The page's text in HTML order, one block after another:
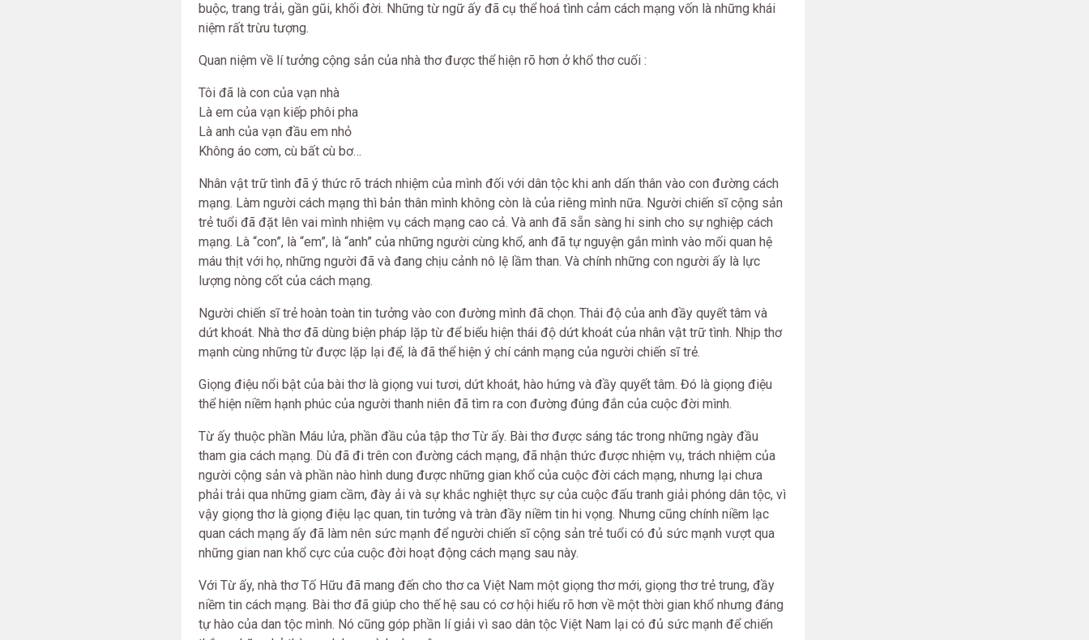
buộc, trang trải, gần gũi, khối đời. Những từ ngữ ấy đã cụ thể hoá tình cảm cách mạng vốn là những khái
niệm rất trừu tượng.
Quan niệm về lí tưởng cộng sản của nhà thơ được thể hiện rõ hơn ở khổ thơ cuối :
Tôi đã là con của vạn nhà
Là em của vạn kiếp phôi pha
Là anh của vạn đầu em nhỏ
Không áo cơm, cù bất cù bơ…
Nhân vật trữ tình đã ý thức rõ trách nhiệm của mình đối với dân tộc khi anh dấn thân vào con đường cách
mạng. Làm người cách mạng thì bản thân mình không còn là của riêng mình nữa. Người chiến sĩ cộng sản
trẻ tuổi đã đặt lên vai mình nhiệm vụ cách mạng cao cả. Và anh đã sẵn sàng hi sinh cho sự nghiệp cách
mạng. Là “con”, là “em”, là “anh” của những người cùng khổ, anh đã tự nguyện gắn mình vào mối quan hệ
máu thịt với họ, những người đã và đang chịu cảnh nô lệ lầm than. Và chính những con người ấy là lực
lượng nòng cốt của cách mạng.
Người chiến sĩ trẻ hoàn toàn tin tưởng vào con đường mình đã chọn. Thái độ của anh đầy quyết tâm và
dứt khoát. Nhà thơ đã dùng biện pháp lặp từ để biểu hiện thái độ dứt khoát của nhân vật trữ tình. Nhịp thơ
mạnh cùng những từ được lặp lại để, là đã thể hiện ý chí cánh mạng của người chiến sĩ trẻ.
Giọng điệu nổi bật của bài thơ là giọng vui tươi, dứt khoát, hào hứng và đầy quyết tâm. Đó là giọng điệu
thể hiện niềm hạnh phúc của người thanh niên đã tìm ra con đường đúng đắn của cuộc đời mình.
Từ ấy thuộc phần Máu lửa, phần đầu của tập thơ Từ ấy. Bài thơ được sáng tác trong những ngày đầu
tham gia cách mạng. Dù đã đi trên con đường cách mạng, đã nhận thức được nhiệm vụ, trách nhiệm của
người cộng sản và phần nào hình dung được những gian khổ của cuộc đời cách mạng, nhưng lại chưa
phải trải qua những giam cầm, đày ải và sự khắc nghiệt thực sự của cuộc đấu tranh giải phóng dân tộc, vì
vậy giọng thơ là giọng điệu lạc quan, tin tưởng và tràn đầy niềm tin hi vọng. Nhưng cũng chính niềm lạc
quan cách mạng ấy đã làm nên sức mạnh để người chiến sĩ cộng sản trẻ tuổi có đủ sức mạnh vượt qua
những gian nan khổ cực của cuộc đời hoạt động cách mạng sau này.
Với Từ ấy, nhà thơ Tố Hữu đã mang đến cho thơ ca Việt Nam một giọng thơ mới, giọng thơ trẻ trung, đầy
niềm tin cách mạng. Bài thơ đã giúp cho thế hệ sau có cơ hội hiểu rõ hơn về một thời gian khổ nhưng đáng
tự hào của dan tộc mình. Nó cũng góp phần lí giải vì sao dân tộc Việt Nam lại có đủ sức mạnh để chiến